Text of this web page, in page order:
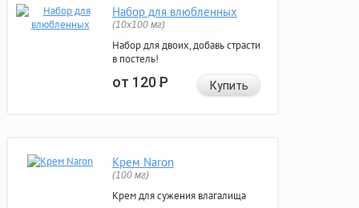
Набор для влюбленных
(10х100 мг)
Набор для двоих, добавь страсти
в постель!
от 120Р Купить
Крем Naron
(100 мг)
Крем для сужения влагалища